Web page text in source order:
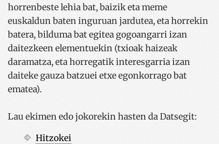
horrenbeste lehia bat, baizik eta meme
euskaldun baten inguruan jardutea, eta horrekin
batera, bilduma bat egitea gogoangarri izan
daitezkeen elementuekin (txioak haizeak
daramatza, eta horregatik interesgarria izan
daiteke gauza batzuei etxe egonkorrago bat
ematea).
Lau ekimen edo jokorekin hasten da Datsegit:
Hitzokei